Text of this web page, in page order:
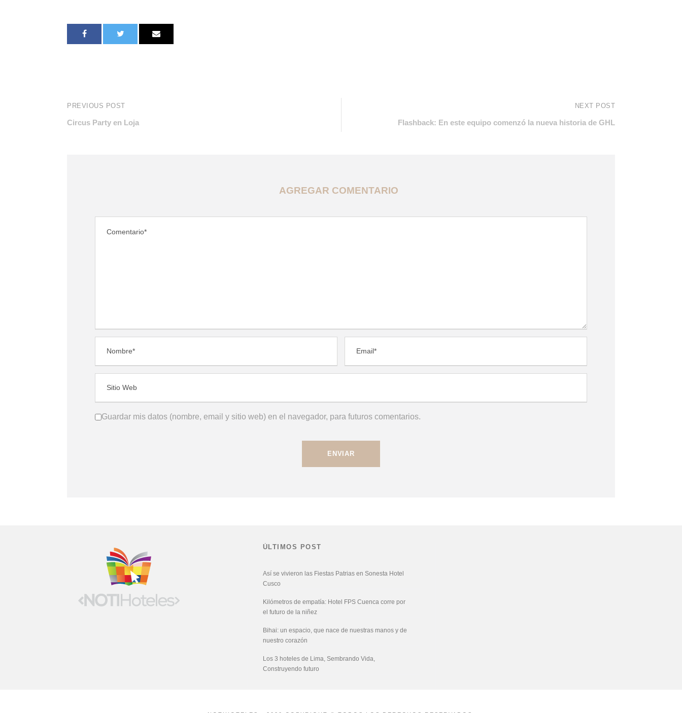
PREVIOUS POST
Circus Party en Loja
NEXT POST
Flashback: En este equipo comenzó la nueva historia de GHL
AGREGAR COMENTARIO
Guardar mis datos (nombre, email y sitio web) en el navegador, para futuros comentarios.
ÚLTIMOS POST
Así se vivieron las Fiestas Patrias en Sonesta Hotel
Cusco
Kilómetros de empatía: Hotel FPS Cuenca corre por
el futuro de la niñez
Bihai: un espacio, que nace de nuestras manos y de
nuestro corazón
Los 3 hoteles de Lima, Sembrando Vida,
Construyendo futuro